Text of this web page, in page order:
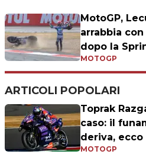
MotoGP,
arrabbia
dopo la
MOTOGP
ARTICOLI POPOLARI
Toprak
caso: il
deriva, ecco
MOTOGP